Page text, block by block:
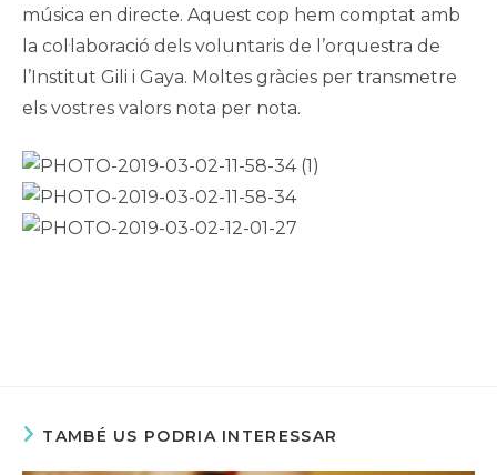
música en directe. Aquest cop hem comptat amb
la col·laboració dels voluntaris de l’orquestra de
l’Institut Gili i Gaya. Moltes gràcies per transmetre
els vostres valors nota per nota.
TAMBÉ US PODRIA INTERESSAR